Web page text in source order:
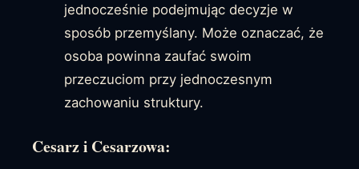
jednocześnie podejmując decyzje w
sposób przemyślany. Może oznaczać, że
osoba powinna zaufać swoim
przeczuciom przy jednoczesnym
zachowaniu struktury.
Cesarz i Cesarzowa: